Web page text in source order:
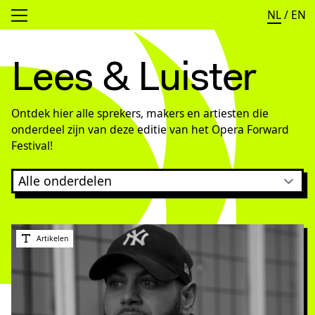
NL/ EN
Open menu
Lees & Luister
Ontdek hier alle sprekers, makers en artiesten die
onderdeel zijn van deze editie van het Opera Forward
Festival!
Artikelen